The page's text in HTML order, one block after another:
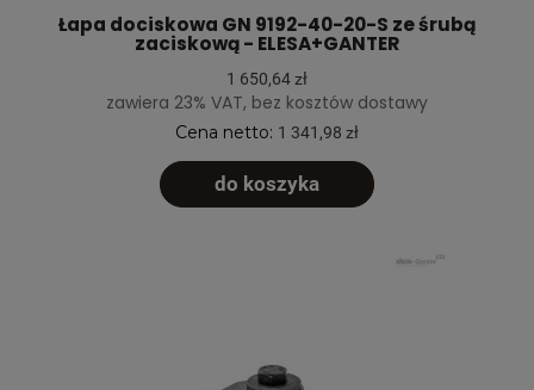
Łapa dociskowa GN 9192-40-20-S ze śrubą
zaciskową - ELESA+GANTER
1 650,64 zł
zawiera 23% VAT, bez kosztów dostawy
Cena netto: 1 341,98 zł
do koszyka